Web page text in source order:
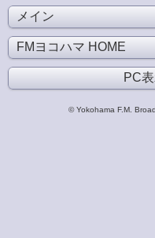
メイン
FMヨコハマ HOME
PC
© Yokohama F.M.